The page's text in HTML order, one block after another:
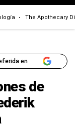
The Apothecary
en
de